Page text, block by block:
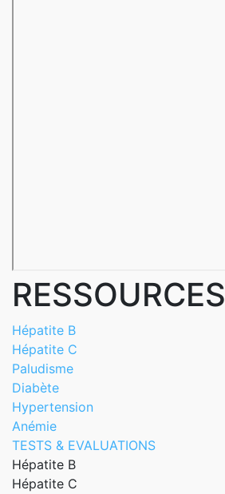
RESSOURCES
Hépatite B
Hépatite C
Paludisme
Diabète
Hypertension
Anémie
TESTS & EVALUATIONS
Hépatite B
Hépatite C